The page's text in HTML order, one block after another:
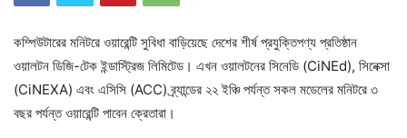
কম্পিউটারের মনিটরে ওয়ারেন্টি সুবিধা বাড়িয়েছে দেশের শীর্ষ প্রযুক্তিপণ্য প্রতিষ্ঠান
ওয়ালটন ডিজি-টেক ইন্ডাস্ট্রিজ লিমিটেড। এখন ওয়ালটনের সিনেডি (CiNEd), সিনেক্সা
(CiNEXA) এবং এসিসি (ACC) ব্র্যান্ডের ২২ ইঞ্চি পর্যন্ত সকল মডেলের মনিটরে ৩
বছর পর্যন্ত ওয়ারেন্টি পাবেন ক্রেতারা।